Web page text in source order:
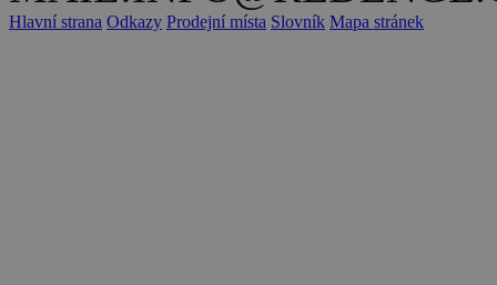
Hlavní strana Odkazy Prodejní místa Slovník Mapa stránek